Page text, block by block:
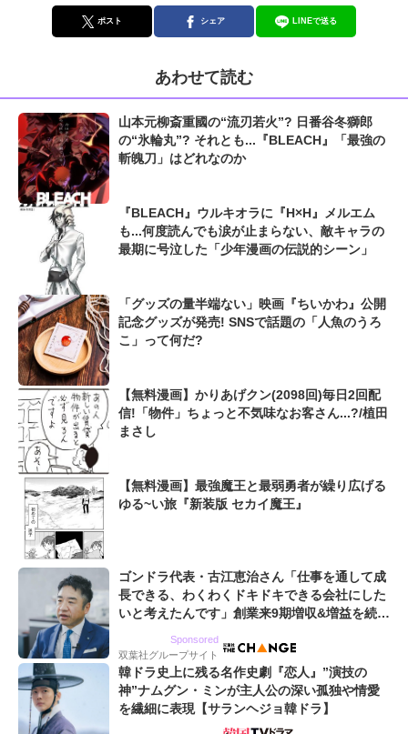
ポスト シェア LINEで送る
あわせて読む
山本元柳斎重國の“流刃若火”? 日番谷冬獅郎
の“氷輪丸”? それとも...『BLEACH』「最強の
斬魄刀」はどれなのか
『BLEACH』ウルキオラに『H×H』メルエム
も...何度読んでも涙が止まらない、敵キャラの
最期に号泣した「少年漫画の伝説的シーン」
「グッズの量半端ない」映画『ちいかわ』公開
記念グッズが発売! SNSで話題の「人魚のうろ
こ」って何だ?
【無料漫画】かりあげクン(2098回)毎日2回配
信!「物件」ちょっと不気味なお客さん...?/植田
まさし
【無料漫画】最強魔王と最弱勇者が繰り広げる
ゆる~い旅『新装版 セカイ魔王』
ゴンドラ代表・古江恵治さん「仕事を通して成
長できる、わくわくドキドキできる会社にした
いと考えたんです」創業来9期増収&増益を続け
Sponsored
双葉社グループサイト
韓ドラ史上に残る名作史劇『恋人』”演技の
神”ナムグン・ミンが主人公の深い孤独や情愛
を繊細に表現【サランヘジョ韓ドラ】